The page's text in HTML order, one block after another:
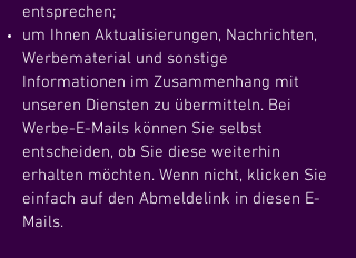
entsprechen;
um Ihnen Aktualisierungen, Nachrichten,
Werbematerial und sonstige
Informationen im Zusammenhang mit
unseren Diensten zu übermitteln. Bei
Werbe-E-Mails können Sie selbst
entscheiden, ob Sie diese weiterhin
erhalten möchten. Wenn nicht, klicken Sie
einfach auf den Abmeldelink in diesen E-
Mails.